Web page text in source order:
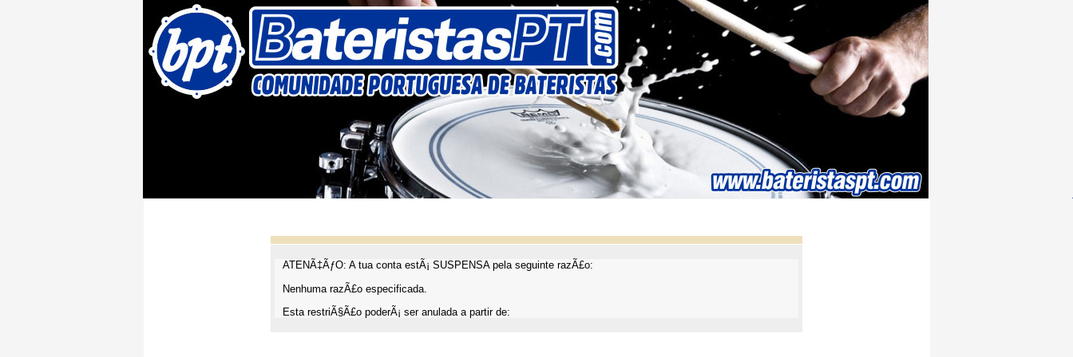
ATENÃ‡ÃƒO: A tua conta estÃ¡ SUSPENSA pela seguinte razÃ£o:
Nenhuma razÃ£o especificada.
Esta restriÃ§Ã£o poderÃ¡ ser anulada a partir de: